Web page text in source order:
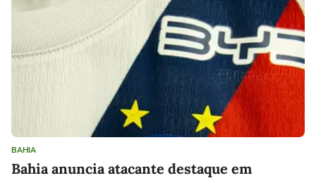
BAHIA
Bahia anuncia atacante destaque em